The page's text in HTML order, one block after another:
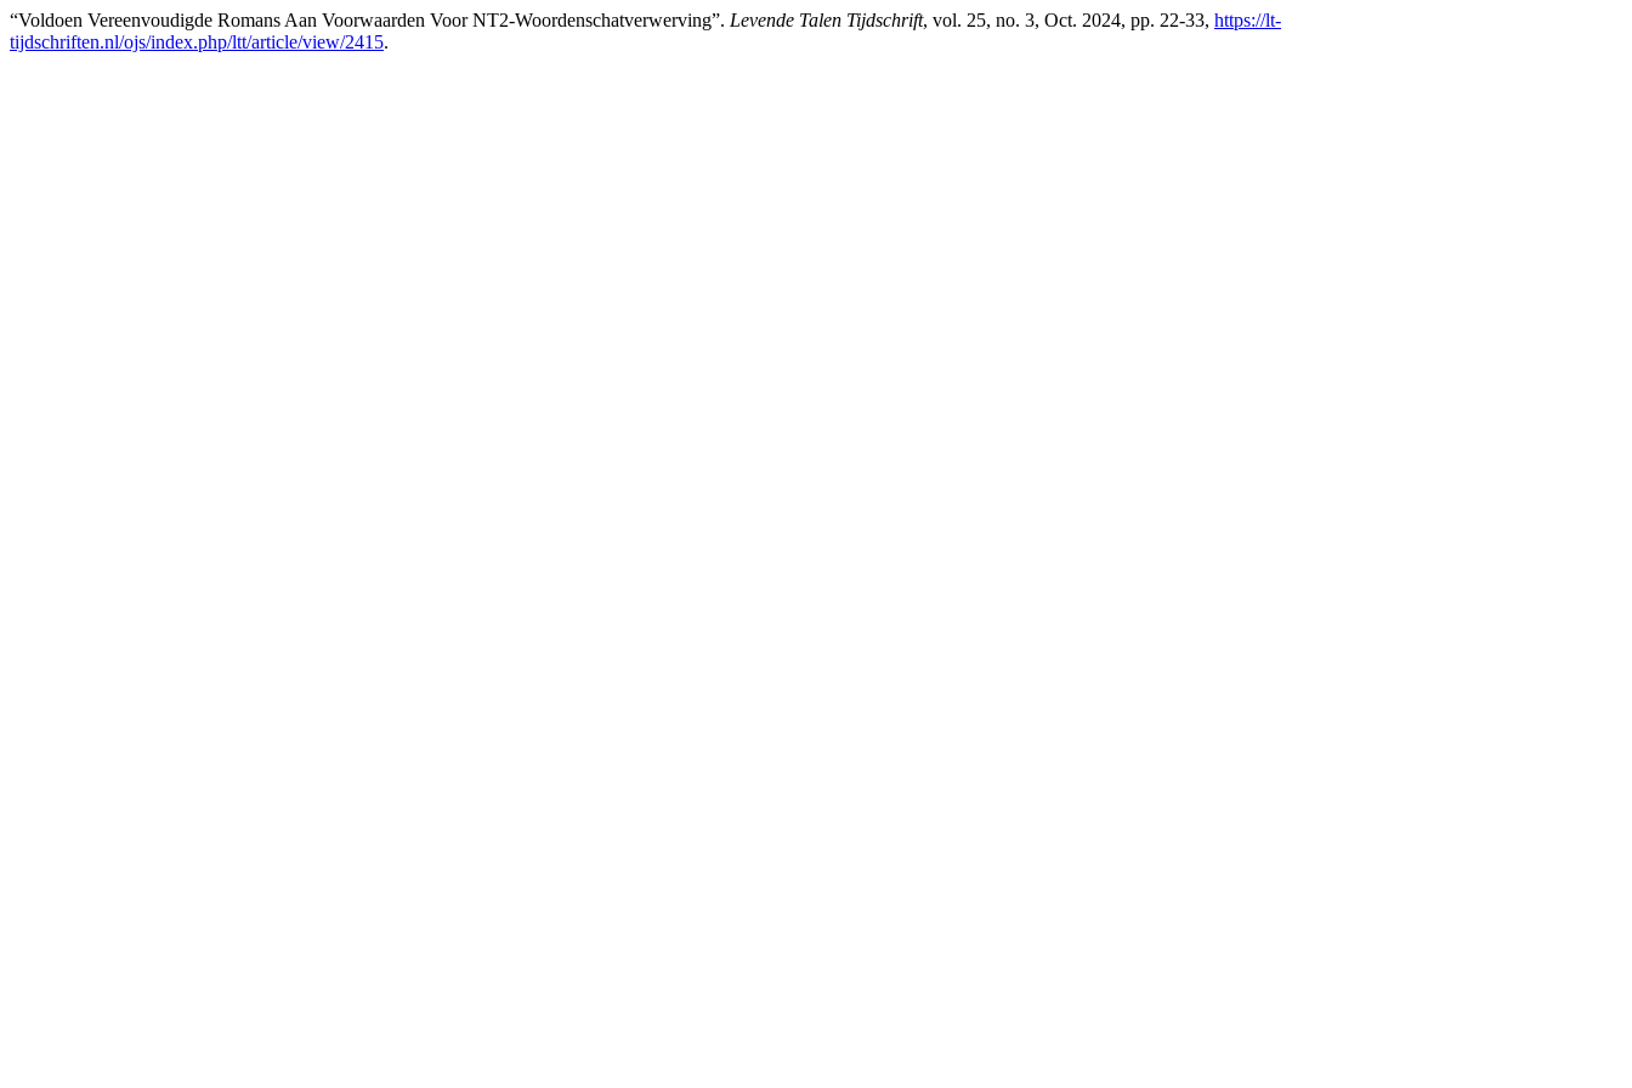
“Voldoen Vereenvoudigde Romans Aan Voorwaarden Voor NT2-Woordenschatverwerving”. Levende Talen Tijdschrift, vol. 25, no. 3, Oct. 2024, pp. 22-33, https://lt-
tijdschriften.nl/ojs/index.php/ltt/article/view/2415.